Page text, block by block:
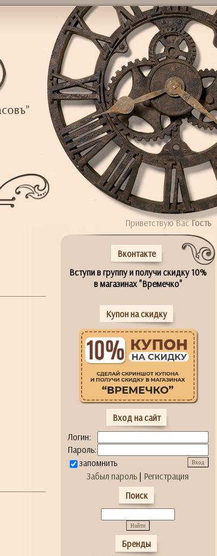
Приветствую ВасГость
Вконтакте
Вступи в группу и получи скидку 10%
в магазинах "Времечко"
Купон на скидку
Вход на сайт
Логин:
Пароль:
запомнить
Забыл пароль | Регистрация
Поиск
Бренды